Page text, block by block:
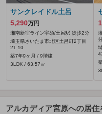
サンクレイドル土呂
5,290万円
湘南新宿ライン宇須/土呂駅 徒歩2分
埼玉県さいたま市北区土呂町2丁目
21-10
築7年9ヶ月 / 9階建
3LDK / 63.57㎡
アルカディア宮原への居